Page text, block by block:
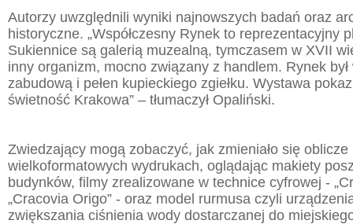
Autorzy uwzględnili wyniki najnowszych badań oraz
historyczne. „Współczesny Rynek to reprezentacyjny
Sukiennice są galerią muzealną, tymczasem w XVII
inny organizm, mocno związany z handlem. Rynek był
zabudową i pełen kupieckiego zgiełku. Wystawa
świetność Krakowa” – tłumaczył Opaliński.
Zwiedzający mogą zobaczyć, jak zmieniało się
wielkoformatowych wydrukach, oglądając makiety
budynków, filmy zrealizowane w technice cyfrowej -
„Cracovia Origo” - oraz model rurmusa czyli
zwiększania ciśnienia wody dostarczanej do